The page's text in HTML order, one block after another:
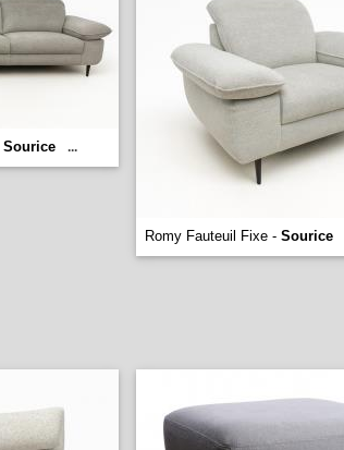
Sourice ...
Romy Fauteuil Fixe - Sourice